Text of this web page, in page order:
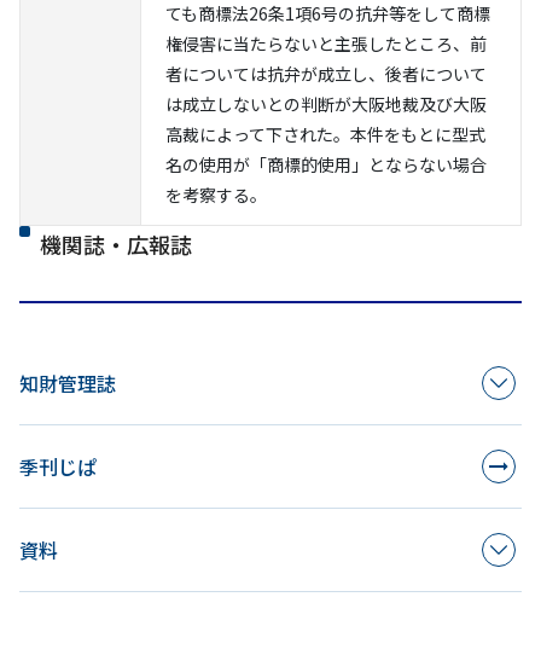
ても商標法26条1項6号の抗弁等をして商標
権侵害に当たらないと主張したところ、前
者については抗弁が成立し、後者について
は成立しないとの判断が大阪地裁及び大阪
高裁によって下された。本件をもとに型式
名の使用が「商標的使用」とならない場合
を考察する。
機関誌・広報誌
知財管理誌
季刊じぱ
資料